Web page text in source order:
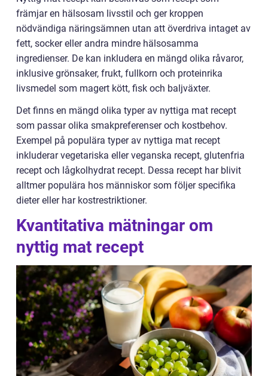
främjar en hälsosam livsstil och ger kroppen
nödvändiga näringsämnen utan att överdriva intaget av
fett, socker eller andra mindre hälsosamma
ingredienser. De kan inkludera en mängd olika råvaror,
inklusive grönsaker, frukt, fullkorn och proteinrika
livsmedel som magert kött, fisk och baljväxter.
Det finns en mängd olika typer av nyttiga mat recept
som passar olika smakpreferenser och kostbehov.
Exempel på populära typer av nyttiga mat recept
inkluderar vegetariska eller veganska recept, glutenfria
recept och lågkolhydrat recept. Dessa recept har blivit
alltmer populära hos människor som följer specifika
dieter eller har kostrestriktioner.
Kvantitativa mätningar om
nyttig mat recept